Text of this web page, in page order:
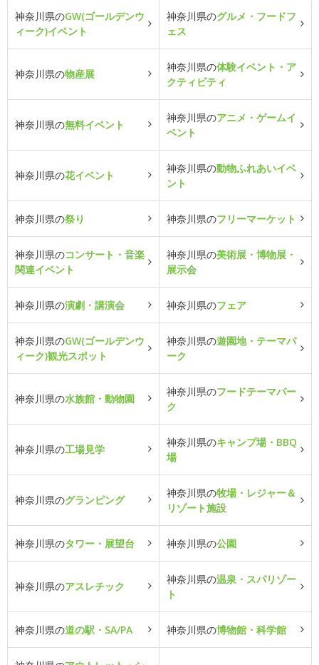
神奈川県のGW(ゴールデンウ
ィーク)イベント
神奈川県のグルメ・フードフ
ェス
神奈川県の物産展
神奈川県の体験イベント・ア
クティビティ
神奈川県の無料イベント
神奈川県のアニメ・ゲームイ
ベント
神奈川県の花イベント
神奈川県の動物ふれあいイベ
ント
神奈川県の祭り 神奈川県のフリーマーケット
神奈川県のコンサート・音楽
関連イベント
神奈川県の美術展・博物展・
展示会
神奈川県の演劇・講演会 神奈川県のフェア
神奈川県のGW(ゴールデンウ
ィーク)観光スポット
神奈川県の遊園地・テーマパ
ーク
神奈川県の水族館・動物園
神奈川県のフードテーマパー
ク
神奈川県の工場見学
神奈川県のキャンプ場・BBQ
場
神奈川県のグランピング
神奈川県の牧場・レジャー＆
リゾート施設
神奈川県のタワー・展望台 神奈川県の公園
神奈川県のアスレチック
神奈川県の温泉・スパリゾー
ト
神奈川県の道の駅・SA/PA 神奈川県の博物館・科学館